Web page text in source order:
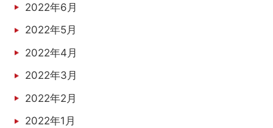
2022年6月
2022年5月
2022年4月
2022年3月
2022年2月
2022年1月